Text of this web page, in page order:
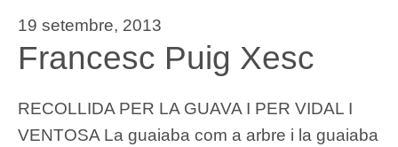
19 setembre, 2013
Francesc Puig Xesc
RECOLLIDA PER LA GUAVA I PER VIDAL I
VENTOSA La guaiaba com a arbre i la guaiaba